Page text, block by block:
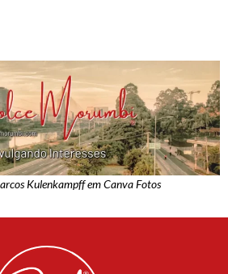
Kulenkampff em Canva Fotos